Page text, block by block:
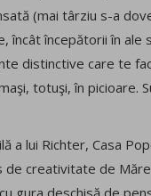
(mai târziu s-a
începătorii în
distinctive care te
totuşi, în
a lui Richter, Casa
creativitate de
gura deschisă de